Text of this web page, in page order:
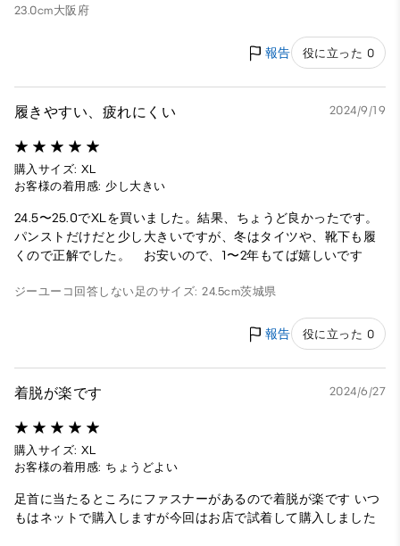
23.0cm大阪府
報告 役に立った 0
履きやすい、疲れにくい 2024/9/19
購入サイズ: XL
お客様の着用感: 少し大きい
24.5〜25.0でXLを買いました。結果、ちょうど良かったです。
パンストだけだと少し大きいですが、冬はタイツや、靴下も履
くので正解でした。 お安いので、1〜2年もてば嬉しいです
ジーユーコ 回答しない足のサイズ: 24.5cm茨城県
報告 役に立った 0
着脱が楽です 2024/6/27
購入サイズ: XL
お客様の着用感: ちょうどよい
足首に当たるところにファスナーがあるので着脱が楽です いつ
もはネットで購入しますが今回はお店で試着して購入しました